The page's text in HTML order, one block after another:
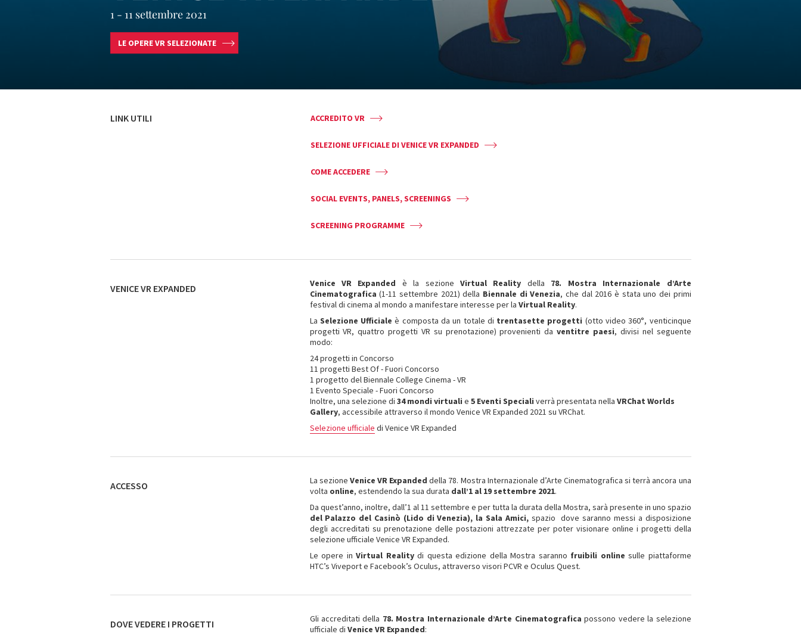
1 - 11 settembre 2021
LE OPERE VR SELEZIONATE
LINK UTILI ACCREDITO VR
SELEZIONE UFFICIALE DI VENICE VR EXPANDED
COME ACCEDERE
SOCIAL EVENTS, PANELS, SCREENINGS
SCREENING PROGRAMME
VENICE VR EXPANDED Venice VR Expanded è la sezioneVirtual Reality della 78. Mostra Internazionale d’Arte
Cinematografica (1-11 settembre 2021) della Biennale di Venezia, che dal 2016 è stata uno dei primi
festival di cinema al mondo a manifestare interesse per la Virtual Reality.
La Selezione Ufficiale è composta da un totale di trentasette progetti (otto video 360°, venticinque
progetti VR, quattro progetti VR su prenotazione) provenienti daventitre paesi, divisi nel seguente
modo:
24 progetti in Concorso
11 progetti Best Of - Fuori Concorso
1 progetto del Biennale College Cinema - VR
1 Evento Speciale - Fuori Concorso
Inoltre, una selezione di 34 mondi virtuali e 5 Eventi Speciali verrà presentata nella VRChat Worlds
Gallery, accessibile attraverso il mondo Venice VR Expanded 2021 su VRChat.
Selezione ufficiale di Venice VR Expanded
ACCESSO La sezione Venice VR Expanded della 78. Mostra Internazionale d’Arte Cinematografica si terrà ancora una
volta online, estendendo la sua durata dall’1 al 19 settembre 2021.
Da quest’anno, inoltre, dall’1 al 11 settembre e per tutta la durata della Mostra, sarà presente in uno spazio
del Palazzo del Casinò (Lido di Venezia), la Sala Amici,spazio dove saranno messi a disposizione
degli accreditati su prenotazione delle postazioni attrezzate per poter visionare online i progetti della
selezione ufficiale Venice VR Expanded.
Le opere in Virtual Realitydi questa edizione della Mostra saranno fruibili online sulle piattaforme
HTC’s Viveport e Facebook’s Oculus, attraverso visori PCVR e Oculus Quest.
DOVE VEDERE I PROGETTI Gli accreditati della 78. Mostra Internazionale d’Arte Cinematografica possono vedere la selezione
ufficiale di Venice VR Expanded: